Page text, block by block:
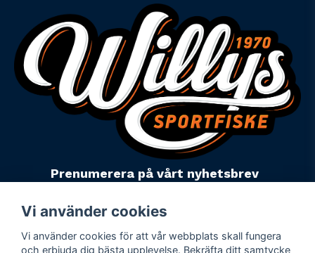
Prenumerera på vårt nyhetsbrev
Powered by Nyehandel AB
Vi använder cookies
Vi använder cookies för att vår webbplats skall fungera
och erbjuda dig bästa upplevelse. Bekräfta ditt samtycke